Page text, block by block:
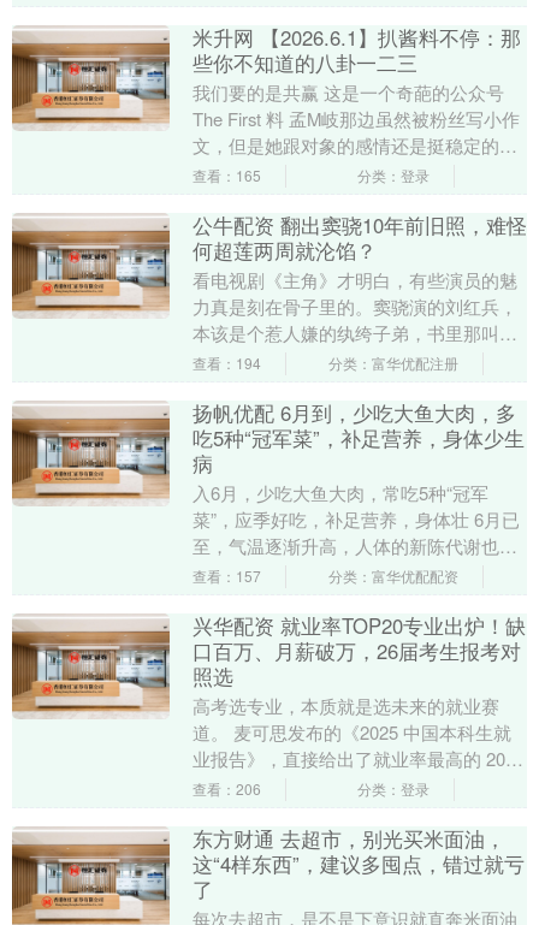
米升网 【2026.6.1】扒酱料不停：那
些你不知道的八卦一二三
我们要的是共赢 这是一个奇葩的公众号
The First 料 孟M岐那边虽然被粉丝写小作
文，但是她跟对象的感情还是挺稳定的，
没因为粉丝的反对而分手 The Se....
查看：165 分类：登录
公牛配资 翻出窦骁10年前旧照，难怪
何超莲两周就沦馅？
看电视剧《主角》才明白，有些演员的魅
力真是刻在骨子里的。窦骁演的刘红兵，
本该是个惹人嫌的纨绔子弟，书里那叫一
个渣，最后落得家破人亡、截肢凄惨的下
查看：194 分类：富华优配注册
扬帆优配 6月到，少吃大鱼大肉，多
吃5种“冠军菜”，补足营养，身体少生
病
入6月，少吃大鱼大肉，常吃5种“冠军
菜”，应季好吃，补足营养，身体壮 6月已
至，气温逐渐升高，人体的新陈代谢也随
之加快，此时在饮食方面需要做出相应的
查看：157 分类：富华优配配资
兴华配资 就业率TOP20专业出炉！缺
口百万、月薪破万，26届考生报考对
照选
高考选专业，本质就是选未来的就业赛
道。 麦可思发布的《2025 中国本科生就
业报告》，直接给出了就业率最高的 20
个本科专业，工科强势霸榜，硬科技、新
查看：206 分类：登录
东方财通 去超市，别光买米面油，
这“4样东西”，建议多囤点，错过就亏
了
每次去超市，是不是下意识就直奔米面油